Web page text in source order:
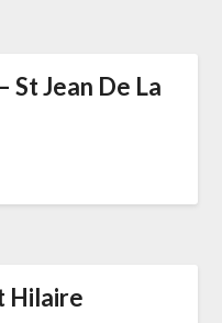
Jean De La
Hilaire